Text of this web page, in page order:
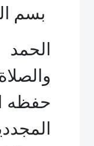
بسم
حفظه